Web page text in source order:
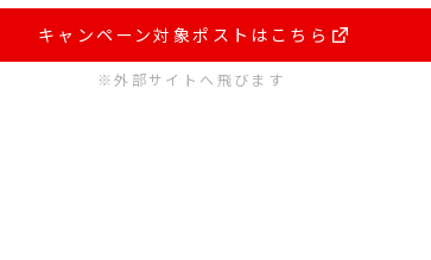
キャンペーン対象ポストはこちら
※外部サイトへ飛びます